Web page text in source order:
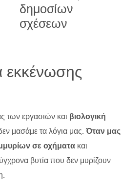
δημοσίων
σχέσεων
εκκένωσης
των εργασιών και βιολογική
μασάμε τα λόγια μας.Όταν μας
σε οχήματα και
βυτία που δεν μυρίζουν